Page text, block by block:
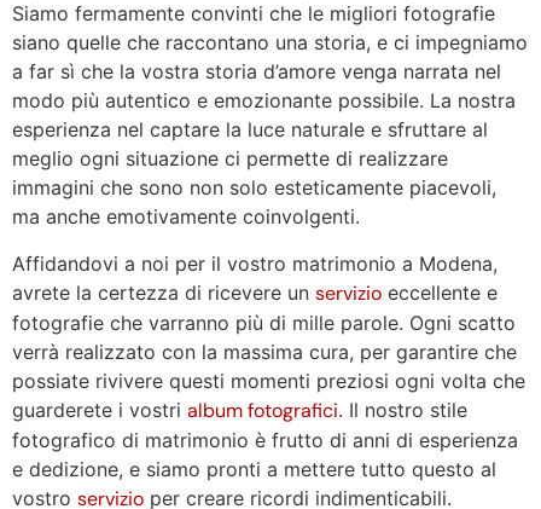
Siamo fermamente convinti che le migliori fotografie
siano quelle che raccontano una storia, e ci impegniamo
a far sì che la vostra storia d’amore venga narrata nel
modo più autentico e emozionante possibile. La nostra
esperienza nel captare la luce naturale e sfruttare al
meglio ogni situazione ci permette di realizzare
immagini che sono non solo esteticamente piacevoli,
ma anche emotivamente coinvolgenti.
Affidandovi a noi per il vostro matrimonio a Modena,
avrete la certezza di ricevere un servizio eccellente e
fotografie che varranno più di mille parole. Ogni scatto
verrà realizzato con la massima cura, per garantire che
possiate rivivere questi momenti preziosi ogni volta che
guarderete i vostri album fotografici. Il nostro stile
fotografico di matrimonio è frutto di anni di esperienza
e dedizione, e siamo pronti a mettere tutto questo al
vostro servizio per creare ricordi indimenticabili.